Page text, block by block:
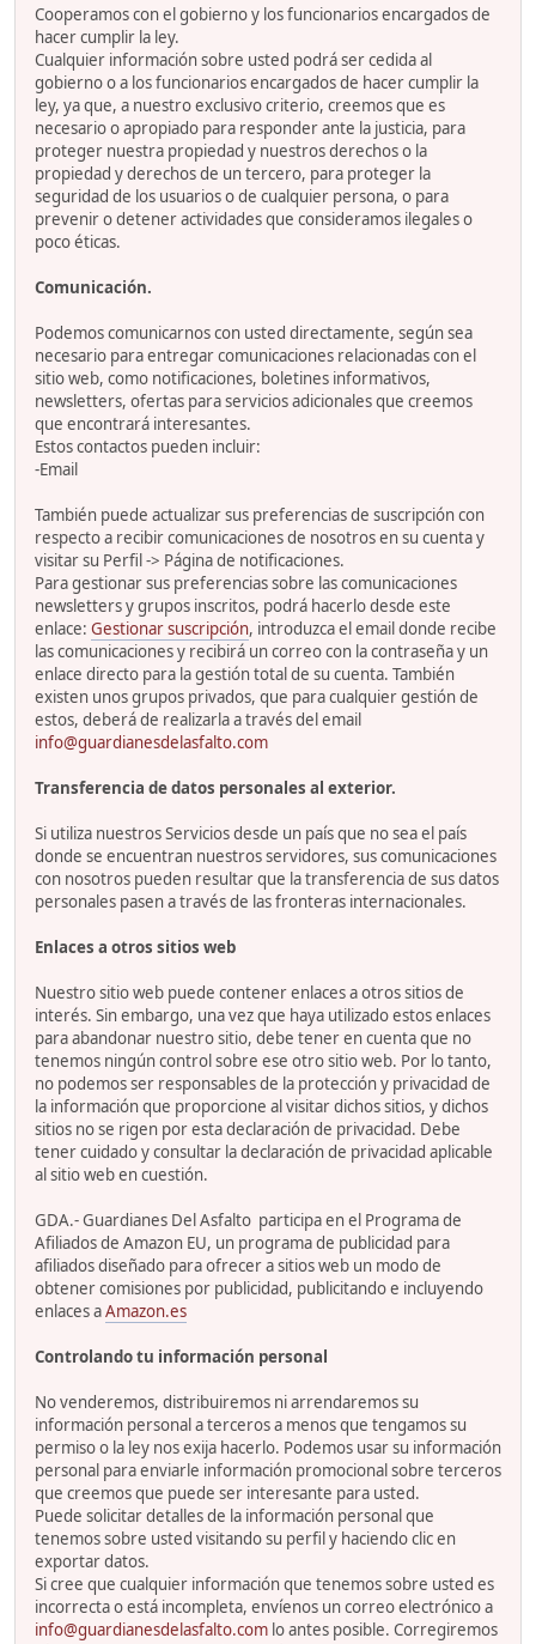
Cooperamos con el gobierno y los funcionarios encargados de
hacer cumplir la ley.
Cualquier información sobre usted podrá ser cedida al
gobierno o a los funcionarios encargados de hacer cumplir la
ley, ya que, a nuestro exclusivo criterio, creemos que es
necesario o apropiado para responder ante la justicia, para
proteger nuestra propiedad y nuestros derechos o la
propiedad y derechos de un tercero, para proteger la
seguridad de los usuarios o de cualquier persona, o para
prevenir o detener actividades que consideramos ilegales o
poco éticas.
Comunicación.
Podemos comunicarnos con usted directamente, según sea
necesario para entregar comunicaciones relacionadas con el
sitio web, como notificaciones, boletines informativos,
newsletters, ofertas para servicios adicionales que creemos
que encontrará interesantes.
Estos contactos pueden incluir:
-Email
También puede actualizar sus preferencias de suscripción con
respecto a recibir comunicaciones de nosotros en su cuenta y
visitar su Perfil -> Página de notificaciones.
Para gestionar sus preferencias sobre las comunicaciones
newsletters y grupos inscritos, podrá hacerlo desde este
enlace: Gestionar suscripción, introduzca el email donde recibe
las comunicaciones y recibirá un correo con la contraseña y un
enlace directo para la gestión total de su cuenta. También
existen unos grupos privados, que para cualquier gestión de
estos, deberá de realizarla a través del email
info@guardianesdelasfalto.com
Transferencia de datos personales al exterior.
Si utiliza nuestros Servicios desde un país que no sea el país
donde se encuentran nuestros servidores, sus comunicaciones
con nosotros pueden resultar que la transferencia de sus datos
personales pasen a través de las fronteras internacionales.
Enlaces a otros sitios web
Nuestro sitio web puede contener enlaces a otros sitios de
interés. Sin embargo, una vez que haya utilizado estos enlaces
para abandonar nuestro sitio, debe tener en cuenta que no
tenemos ningún control sobre ese otro sitio web. Por lo tanto,
no podemos ser responsables de la protección y privacidad de
la información que proporcione al visitar dichos sitios, y dichos
sitios no se rigen por esta declaración de privacidad. Debe
tener cuidado y consultar la declaración de privacidad aplicable
al sitio web en cuestión.
GDA.- Guardianes Del Asfalto participa en el Programa de
Afiliados de Amazon EU, un programa de publicidad para
afiliados diseñado para ofrecer a sitios web un modo de
obtener comisiones por publicidad, publicitando e incluyendo
enlaces aAmazon.es
Controlando tu información personal
No venderemos, distribuiremos ni arrendaremos su
información personal a terceros a menos que tengamos su
permiso o la ley nos exija hacerlo. Podemos usar su información
personal para enviarle información promocional sobre terceros
que creemos que puede ser interesante para usted.
Puede solicitar detalles de la información personal que
tenemos sobre usted visitando su perfil y haciendo clic en
exportar datos.
Si cree que cualquier información que tenemos sobre usted es
incorrecta o está incompleta, envíenos un correo electrónico a
info@guardianesdelasfalto.com lo antes posible. Corregiremos